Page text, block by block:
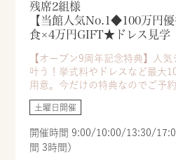
残席2組様
【当館人気No.1◆100万円
食×4万円GIFT★ドレス見学
【オープン9周年記念特典】人
叶う！挙式料やドレスなど最大
用意。今だけの特典なのでご予
土曜日開催
開催時間 9:00/10:00/13:30/
間 3時間）